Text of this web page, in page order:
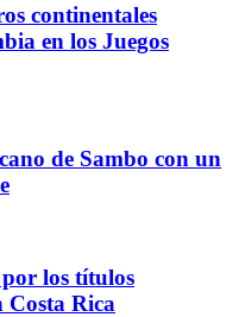
continentales
en los Juegos
de Sambo con un
los títulos
Costa Rica